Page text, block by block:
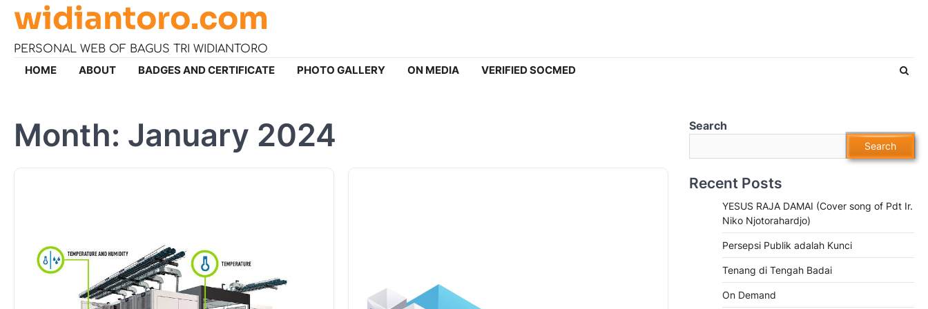
content
widiantoro.com
PERSONAL WEB OF BAGUS TRI WIDIANTORO
HOME ABOUT BADGES AND CERTIFICATE PHOTO GALLERY ON MEDIA VERIFIED SOCMED
Month: January 2024 Search
Search
Recent Posts
YESUS RAJA DAMAI (Cover song of Pdt Ir.
Niko Njotorahardjo)
Persepsi Publik adalah Kunci
Tenang di Tengah Badai
On Demand